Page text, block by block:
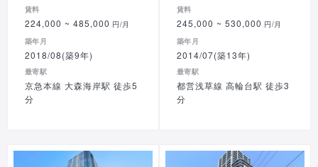
賃料
224,000 ~ 485,000 円/月
築年月
2018/08(築9年)
最寄駅
京急本線 大森海岸駅 徒歩5
分
賃料
245,000 ~ 530,000 円/月
築年月
2014/07(築13年)
最寄駅
都営浅草線 高輪台駅 徒歩3
分